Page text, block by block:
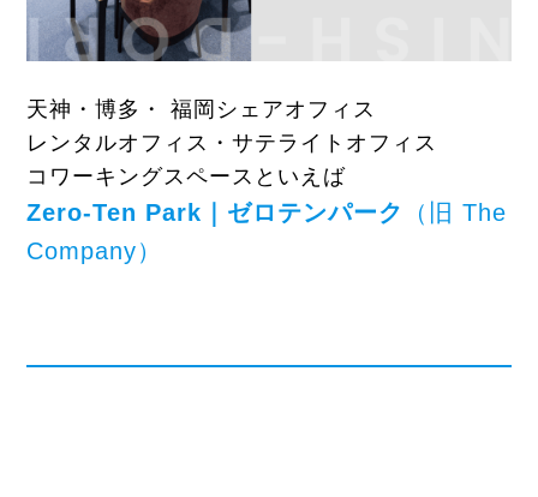
天神・博多・ 福岡シェアオフィス
レンタルオフィス・サテライトオフィス
コワーキングスペースといえば
Zero-Ten Park｜ゼロテンパーク
（旧 The
Company）